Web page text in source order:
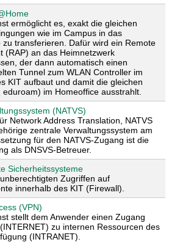
ermöglicht es, exakt die gleichen
wie im Campus in das
zu transferieren. Dafür wird ein Remote
(RAP) an das Heimnetzwerk
der dann automatisch einen
Tunnel zum WLAN Controller im
KIT aufbaut und damit die gleichen
eduroam) im Homeoffice ausstrahlt.
(NATVS)
Network Address Translation, NATVS
zentrale Verwaltungssystem am
für den NATVS-Zugang ist die
als DNSVS-Betreuer.
Sicherheitssysteme
Zugriffen auf
innerhalb des KIT (Firewall).
(VPN)
stellt dem Anwender einen Zugang
zu internen Ressourcen des
(INTRANET).